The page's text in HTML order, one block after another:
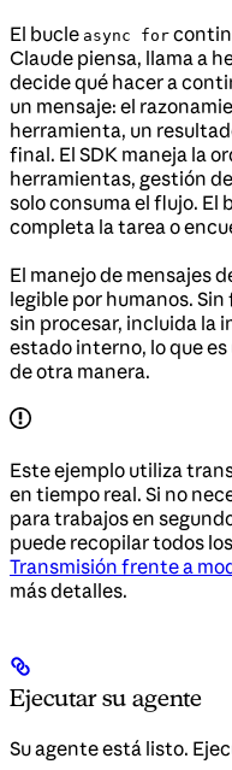
El bucle async for
Claude piensa, llama a
decide qué hacer a
un mensaje: el
herramienta, un
final. El SDK maneja la
herramientas, gestión
solo consuma el flujo. El
completa la tarea o
El manejo de mensajes
legible por humanos.
sin procesar, incluida la
estado interno, lo que
de otra manera.
Este ejemplo utiliza
en tiempo real. Si no
para trabajos en
puede recopilar todos
Transmisión frente a
más detalles.
Ejecutar su agente
Su agente está listo.